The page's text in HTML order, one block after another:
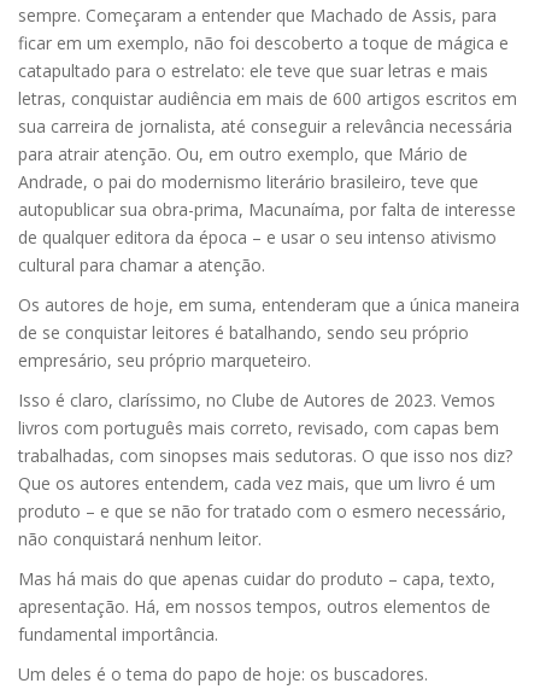
sempre. Começaram a entender que Machado de Assis, para
ficar em um exemplo, não foi descoberto a toque de mágica e
catapultado para o estrelato: ele teve que suar letras e mais
letras, conquistar audiência em mais de 600 artigos escritos em
sua carreira de jornalista, até conseguir a relevância necessária
para atrair atenção. Ou, em outro exemplo, que Mário de
Andrade, o pai do modernismo literário brasileiro, teve que
autopublicar sua obra-prima, Macunaíma, por falta de interesse
de qualquer editora da época – e usar o seu intenso ativismo
cultural para chamar a atenção.
Os autores de hoje, em suma, entenderam que a única maneira
de se conquistar leitores é batalhando, sendo seu próprio
empresário, seu próprio marqueteiro.
Isso é claro, claríssimo, no Clube de Autores de 2023. Vemos
livros com português mais correto, revisado, com capas bem
trabalhadas, com sinopses mais sedutoras. O que isso nos diz?
Que os autores entendem, cada vez mais, que um livro é um
produto – e que se não for tratado com o esmero necessário,
não conquistará nenhum leitor.
Mas há mais do que apenas cuidar do produto – capa, texto,
apresentação. Há, em nossos tempos, outros elementos de
fundamental importância.
Um deles é o tema do papo de hoje: os buscadores.